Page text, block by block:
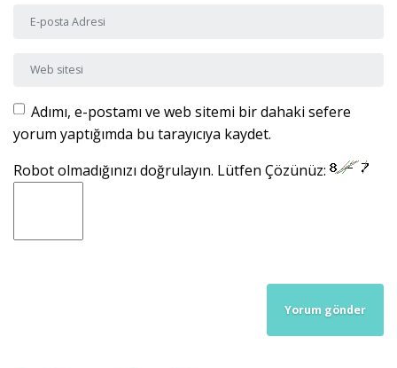
E-posta Adresi
Web sitesi
Adımı, e-postamı ve web sitemi bir dahaki sefere
yorum yaptığımda bu tarayıcıya kaydet.
Robot olmadığınızı doğrulayın. Lütfen Çözünüz: